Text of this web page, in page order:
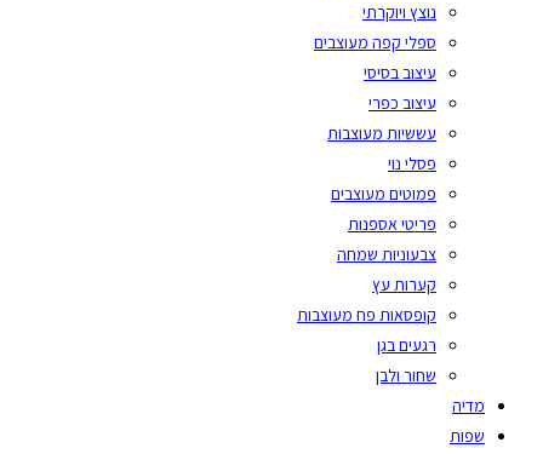
נוצץ ויוקרתי
ספלי קפה מעוצבים
עיצוב בסיסי
עיצוב כפרי
עששיות מעוצבות
פסלי נוי
פמוטים מעוצבים
פריטי אספנות
צבעוניות שמחה
קערות עץ
קופסאות פח מעוצבות
רגעים בגן
שחור ולבן
מדיה
שפות